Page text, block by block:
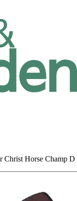
Christ Horse Champ D